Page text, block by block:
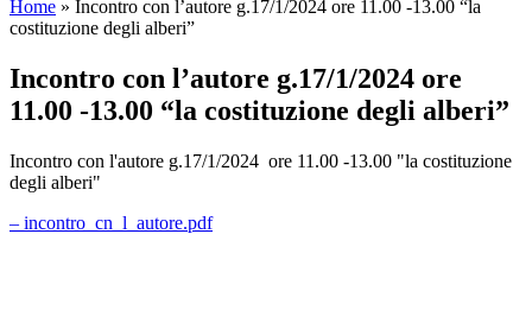
Home » Incontro con l’autore g.17/1/2024 ore 11.00 -13.00 “la
costituzione degli alberi”
Incontro con l’autore g.17/1/2024 ore
11.00 -13.00 “la costituzione degli alberi”
Incontro con l'autore g.17/1/2024 ore 11.00 -13.00 "la costituzione
degli alberi"
– incontro_cn_l_autore.pdf